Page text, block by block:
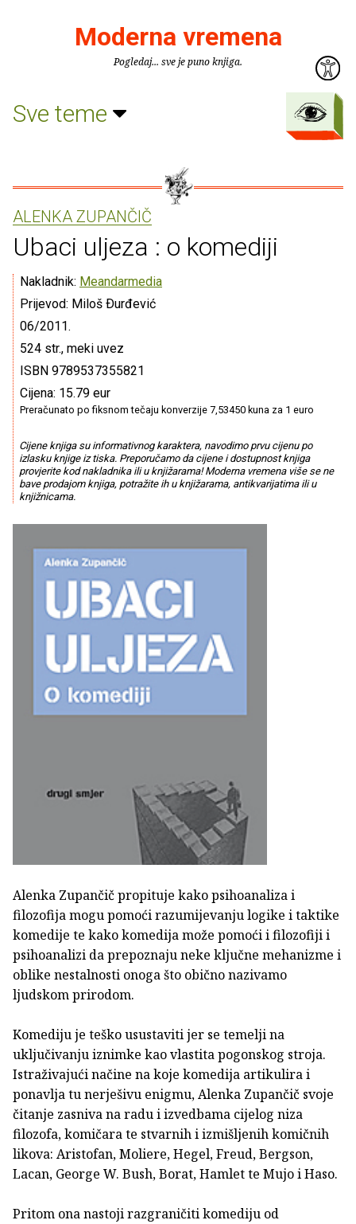
Moderna vremena
Pogledaj... sve je puno knjiga.
Sve teme
ALENKA ZUPANČIČ
Ubaci uljeza : o komediji
Nakladnik: Meandarmedia
Prijevod: Miloš Ðurđević
06/2011.
524 str., meki uvez
ISBN 9789537355821
Cijena: 15.79 eur
Preračunato po fiksnom tečaju konverzije 7,53450 kuna za 1 euro
Cijene knjiga su informativnog karaktera, navodimo prvu cijenu po
izlasku knjige iz tiska. Preporučamo da cijene i dostupnost knjiga
provjerite kod nakladnika ili u knjižarama! Moderna vremena više se ne
bave prodajom knjiga, potražite ih u knjižarama, antikvarijatima ili u
knjižnicama.
Alenka Zupančič propituje kako psihoanaliza i
filozofija mogu pomoći razumijevanju logike i taktike
komedije te kako komedija može pomoći i filozofiji i
psihoanalizi da prepoznaju neke ključne mehanizme i
oblike nestalnosti onoga što obično nazivamo
ljudskom prirodom.
Komediju je teško usustaviti jer se temelji na
uključivanju iznimke kao vlastita pogonskog stroja.
Istraživajući načine na koje komedija artikulira i
ponavlja tu nerješivu enigmu, Alenka Zupančič svoje
čitanje zasniva na radu i izvedbama cijelog niza
filozofa, komičara te stvarnih i izmišljenih komičnih
likova: Aristofan, Moliere, Hegel, Freud, Bergson,
Lacan, George W. Bush, Borat, Hamlet te Mujo i Haso.
Pritom ona nastoji razgraničiti komediju od